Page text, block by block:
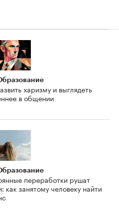
харизму и выглядеть
в общении
переработки рушат
как занятому человеку найти